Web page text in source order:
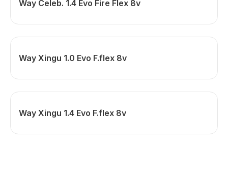
Way Celeb. 1.4 Evo Fire Flex 8v
Way Xingu 1.0 Evo F.flex 8v
Way Xingu 1.4 Evo F.flex 8v